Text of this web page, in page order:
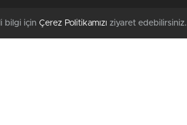
bilgi için Çerez Politikamızı ziyaret edebilirsiniz.